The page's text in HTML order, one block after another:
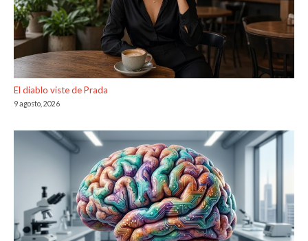
El diablo viste de Prada
9 agosto, 2026